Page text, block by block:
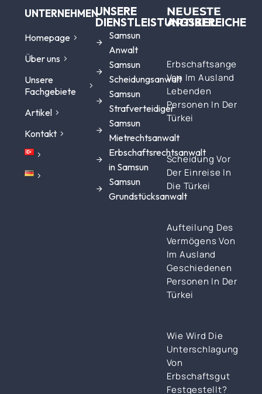
UNTERNEHMEN
Homepage
Über uns
Unsere
Fachgebiete
Artikel
Kontakt
UNSERE
DIENSTLEISTUNGSBEREICHE
Samsun
Anwalt
Samsun
Scheidungsanwalt
Samsun
Strafverteidiger
Samsun
Mietrechtsanwalt
Erbschaftsrechtsanwalt
in Samsun
Samsun
Grundstücksanwalt
NEUESTE
ARTIKEL
Von Im Ausland
Lebenden
Personen In Der
Türkei
Scheidung Vor
Der Einreise In
Die Türkei
Aufteilung Des
Vermögens Von
Im Ausland
Geschiedenen
Personen In Der
Türkei
Wie Wird Die
Unterschlagung
Von
Erbschaftsgut
Festgestellt?